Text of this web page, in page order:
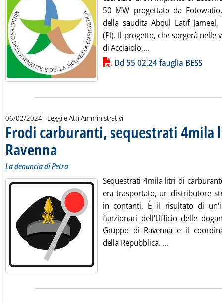
50 MW progettato da
della saudita Abdul Latif
(PI). Il progetto, che sorgerà nelle
di Acciaiolo,...
Lista allegati PDF alla notiziaDd 55 02.24 fauglia BESS
06/02/2024- Leggi e Atti Amministrativi
Frodi carburanti, sequestrati 4mila
Ravenna . Sottotitolo: La denuncia di Petra
. Pubblicata martedì 06 febbraio 2024 alle 10.53.
La denuncia di Petra
Sequestrati 4mila litri di
era trasportato, un distributore
in contanti. È il risultato di
funzionari dell'Ufficio delle
Gruppo di Ravenna e il
della Repubblica. ...